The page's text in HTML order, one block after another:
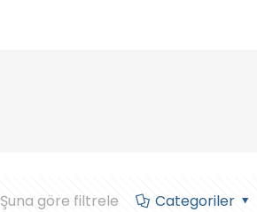
Şuna göre filtrele Categoriler